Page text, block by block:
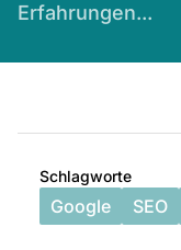
Erfahrungen...
Schlagworte
Google SEO